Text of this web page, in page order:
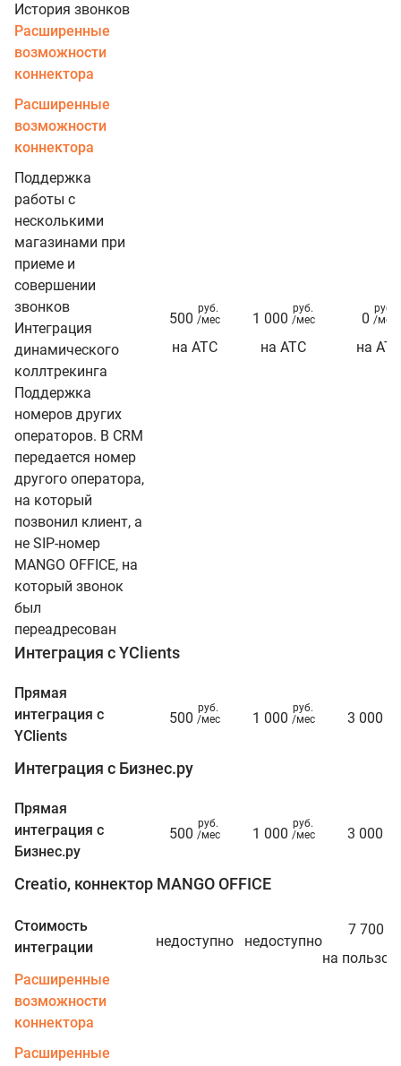
История звонков
Расширенные
возможности
коннектора
Расширенные
возможности
коннектора
Поддержка
работы с
несколькими
магазинами при
приеме и
совершении
звонков
Интеграция
динамического
коллтрекинга
Поддержка
номеров других
операторов. В CRM
передается номер
другого оператора,
на который
позвонил клиент, а
не SIP-номер
MANGO OFFICE, на
который звонок
был
переадресован
500
руб.
/мес
на АТС
1 000
руб.
/мес
на АТС
0
руб.
/мес
на АТС
Интеграция с YClients
Прямая
интеграция с
YClients
500
руб.
/мес
1 000
руб.
/мес
3 000
Интеграция с Бизнес.ру
Прямая
интеграция с
Бизнес.ру
500
руб.
/мес
1 000
руб.
/мес
3 000
Creatio, коннектор MANGO OFFICE
Стоимость
интеграции
недоступно недоступно
7 700
на
Расширенные
возможности
коннектора
Расширенные